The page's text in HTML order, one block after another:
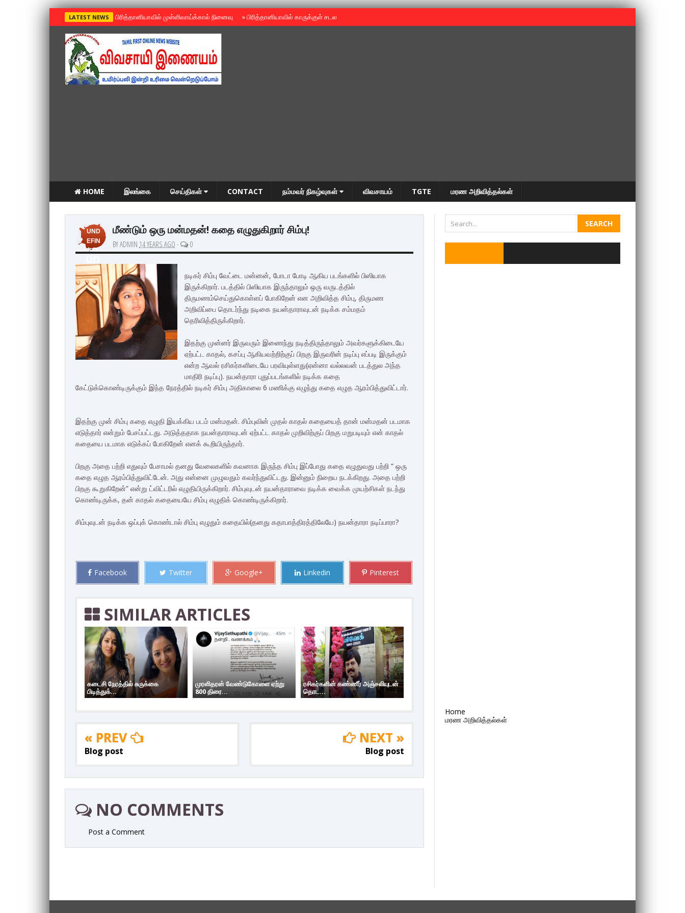
LATEST NEWS »பிரித்தானியாவில் முள்ளிவாய்க்கால் நினைவு »பிரித்தானியாவில் காருக்குள் சடலம் -தமிழருடையதா ?
HOME இலங்கை செய்திகள் CONTACT நம்மவர் நிகழ்வுகள் விவசாயம் TGTE மரண அறிவித்தல்கள்
UND
EFIN
ED
de
fin
ed
மீண்டும் ஒரு மன்மதன்! கதை எழுதுகிறார் சிம்பு!
BY ADMIN 14 YEARS AGO - 0
நடிகர் சிம்பு வேட்டை மன்னன், போடா போடி ஆகிய படங்களில் பிஸியாக
இருக்கிறார். படத்தில் பிஸியாக இருந்தாலும் ஒரு வருடத்தில்
திருமணம்செய்துகொள்ளப் போகிறேன் என அறிவித்த சிம்பு, திருமண
அறிவிப்பை தொடர்ந்து நடிகை நயன்தாராவுடன் நடிக்க சம்மதம்
தெரிவித்திருக்கிறார்.
இதற்கு முன்னர் இருவரும் இணைந்து நடித்திருந்தாலும் அவர்களுக்கிடையே
ஏற்பட்ட காதல், கசப்பு ஆகியவற்றிற்குப் பிறகு இருவரின் நடிப்பு எப்படி இருக்கும்
என்ற ஆவல் ரசிகர்களிடையே பரவியுள்ளது(ஏன்னா வல்லவன் படத்துல அந்த
மாதிரி நடிப்பு). நயன்தாரா புதுப்படங்களில் நடிக்க கதை
கேட்டுக்கொண்டிருக்கும் இந்த நேரத்தில் நடிகர் சிம்பு அதிகாலை 6 மணிக்கு எழுந்து கதை எழுத ஆரம்பித்துவிட்டார்.
இதற்கு முன் சிம்பு கதை எழுதி இயக்கிய படம் மன்மதன். சிம்புவின் முதல் காதல் கதையைத் தான் மன்மதன் படமாக
எடுத்தார் என்றும் பேசப்பட்டது. அடுத்ததாக நயன்தாராவுடன் ஏற்பட்ட காதல் முறிவிற்குப் பிறகு மறுபடியும் என் காதல்
கதையை படமாக எடுக்கப் போகிறேன் எனக் கூறியிருந்தார்.
பிறகு அதை பற்றி எதுவும் பேசாமல் தனது வேலைகளில் கவனாக இருந்த சிம்பு இப்போது கதை எழுதுவது பற்றி “ ஒரு
கதை எழுத ஆரம்பித்துவிட்டேன். அது என்னை முழுவதும் கவர்ந்துவிட்டது. இன்னும் நிறைய நடக்கிறது. அதை பற்றி
பிறகு கூறுகிறேன்” என்று ட்விட்டரில் எழுதியிருக்கிறார். சிம்புவுடன் நயன்தாராவை நடிக்க வைக்க முயற்சிகள் நடந்து
கொண்டிருக்க, தன் காதல் கதையையே சிம்பு எழுதிக் கொண்டிருக்கிறார்.
சிம்புவுடன் நடிக்க ஒப்புக் கொண்டால் சிம்பு எழுதும் கதையில்(தனது கதாபாத்திரத்திலேயே) நயன்தாரா நடிப்பாரா?
Facebook Twitter Google+ Linkedin Pinterest
SIMILAR ARTICLES
கடைசி நேரத்தில் சுருக்கை
பிடித்துக்...
முரளிதரன் வேண்டுகோளை ஏற்று
800 திரை...
ரசிகர்களின் கண்ணீர் அஞ்சலியுடன்
தொட...
« PREV
Blog post
NEXT »
Blog post
NO COMMENTS
Post a Comment
Home
மரண அறிவித்தல்கள்